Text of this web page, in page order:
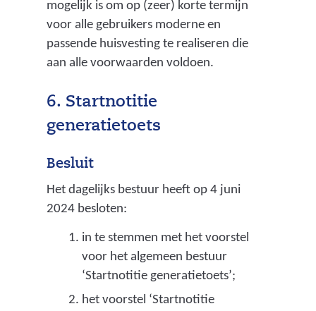
e
r
h
o
d
s
o
o
f
i
e
mogelijk is om op (zeer) korte termijn
voor alle gebruikers moderne en
passende huisvesting te realiseren die
aan alle voorwaarden voldoen.
6. Startnotitie
generatietoets
Besluit
Het dagelijks bestuur heeft op 4 juni
2024 besloten:
in te stemmen met het voorstel
voor het algemeen bestuur
‘Startnotitie generatietoets’;
het voorstel ‘Startnotitie